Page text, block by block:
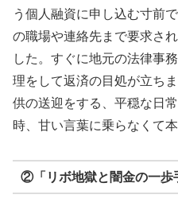
う個人融資に申し込む寸前
の職場や連絡先まで要求さ
した。すぐに地元の法律事
理をして返済の目処が立ち
供の送迎をする、平穏な日
時、甘い言葉に乗らなくて
②「リボ地獄と闇金の一歩